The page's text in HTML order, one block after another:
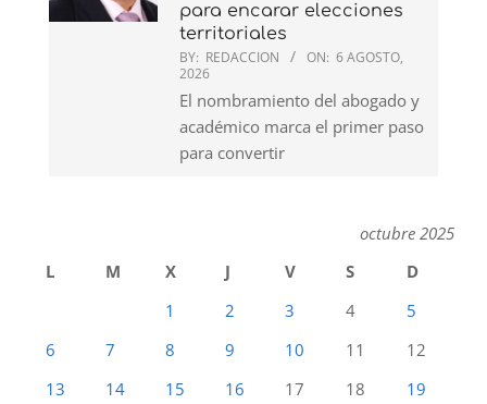
para encarar elecciones
territoriales
BY: REDACCION ON: 6 AGOSTO,
2026
El nombramiento del abogado y
académico marca el primer paso
para convertir
octubre 2025
L
M X J V S
D
1
2 3 4
5
6
7 8 9 10 11
12
13
14 15 16 17 18
19